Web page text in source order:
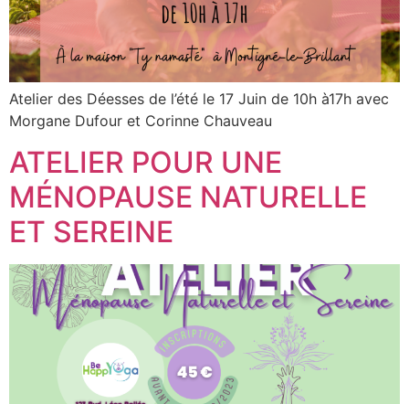
Atelier des Déesses de l’été le 17 Juin de 10h à17h avec
Morgane Dufour et Corinne Chauveau
ATELIER POUR UNE
MÉNOPAUSE NATURELLE
ET SEREINE